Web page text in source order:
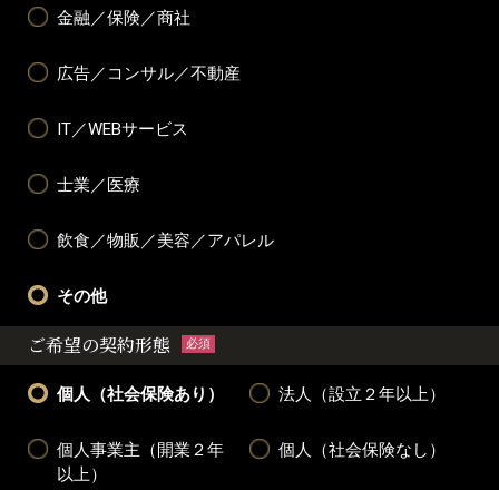
金融／保険／商社
広告／コンサル／不動産
IT／WEBサービス
士業／医療
飲食／物販／美容／アパレル
その他
ご希望の契約形態 必須
個人（社会保険あり） 法人（設立２年以上）
個人事業主（開業２年
以上）
個人（社会保険なし）